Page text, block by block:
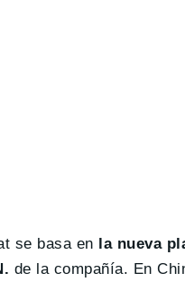
se basa en la nueva
de la compañía. En